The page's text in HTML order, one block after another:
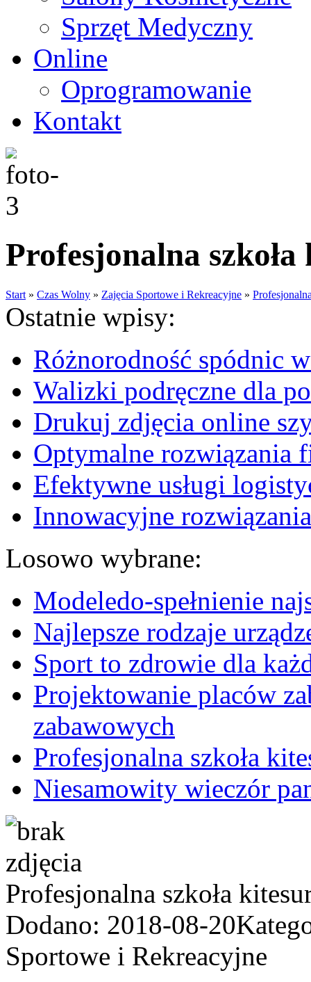
Sprzęt Medyczny
Online
Oprogramowanie
Kontakt
Profesjonalna
Start » Czas Wolny » Zajęcia Sportowe i Rekreacyjne »
Ostatnie wpisy:
Różnorodność spódnic
Walizki podręczne dla
Drukuj zdjęcia online
Optymalne rozwiązania
Efektywne usługi
Innowacyjne
Losowo wybrane:
Modeledo-spełnienie
Najlepsze rodzaje
Sport to zdrowie dla
Projektowanie placów
zabawowych
Profesjonalna szkoła
Niesamowity wieczór
Profesjonalna szkoła
Dodano: 2018-08-20
Sportowe i Rekreacyjne